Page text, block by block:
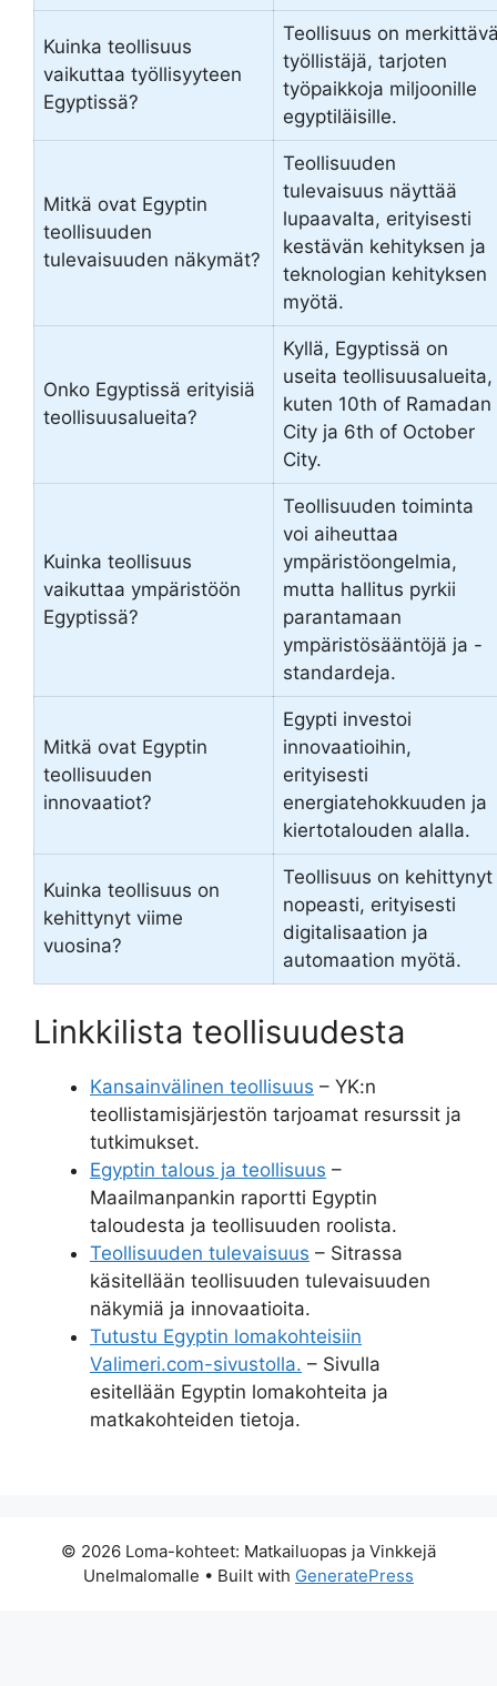
Kuinka teollisuus
vaikuttaa työllisyyteen
Egyptissä?
Teollisuus on
työllistäjä, tarjoten
työpaikkoja miljoonille
egyptiläisille.
Mitkä ovat Egyptin
teollisuuden
tulevaisuuden näkymät?
Teollisuuden
tulevaisuus näyttää
lupaavalta, erityisesti
kestävän kehityksen ja
teknologian kehityksen
myötä.
Onko Egyptissä erityisiä
teollisuusalueita?
Kyllä, Egyptissä on
useita teollisuusalueita,
kuten 10th of Ramadan
City ja 6th of October
City.
Kuinka teollisuus
vaikuttaa ympäristöön
Egyptissä?
Teollisuuden toiminta
voi aiheuttaa
ympäristöongelmia,
mutta hallitus pyrkii
parantamaan
ympäristösääntöjä ja -
standardeja.
Mitkä ovat Egyptin
teollisuuden
innovaatiot?
Egypti investoi
innovaatioihin,
erityisesti
energiatehokkuuden ja
kiertotalouden alalla.
Kuinka teollisuus on
kehittynyt viime
vuosina?
Teollisuus on kehittynyt
nopeasti, erityisesti
digitalisaation ja
automaation myötä.
Linkkilista teollisuudesta
Kansainvälinen teollisuus – YK:n
teollistamisjärjestön tarjoamat resurssit ja
tutkimukset.
Egyptin talous ja teollisuus –
Maailmanpankin raportti Egyptin
taloudesta ja teollisuuden roolista.
Teollisuuden tulevaisuus – Sitrassa
käsitellään teollisuuden tulevaisuuden
näkymiä ja innovaatioita.
Tutustu Egyptin lomakohteisiin
Valimeri.com-sivustolla. – Sivulla
esitellään Egyptin lomakohteita ja
matkakohteiden tietoja.
© 2026 Loma-kohteet: Matkailuopas ja Vinkkejä
Unelmalomalle • Built with GeneratePress